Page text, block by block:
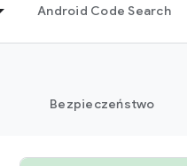
Android Code Search
Bezpieczeństwo